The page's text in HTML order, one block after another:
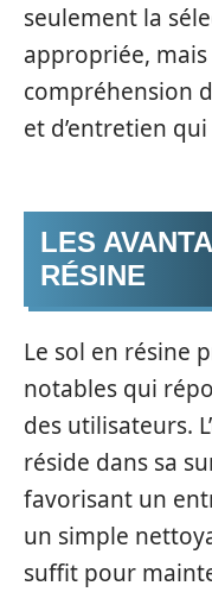
seulement la
appropriée,
compréhension
et d’entretien
LES
RÉSINE
Le sol en résine
notables qui
des utilisateurs.
réside dans sa
favorisant un
un simple
suffit pour